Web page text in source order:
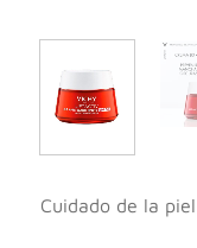
Cuidado de la piel